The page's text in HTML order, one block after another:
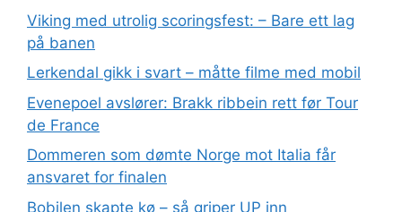
Viking med utrolig scoringsfest: – Bare ett lag
på banen
Lerkendal gikk i svart – måtte filme med mobil
Evenepoel avslører: Brakk ribbein rett før Tour
de France
Dommeren som dømte Norge mot Italia får
ansvaret for finalen
Bobilen skapte kø – så griper UP inn